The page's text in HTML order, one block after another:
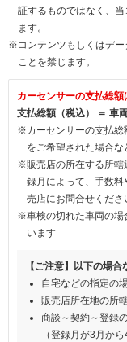
証するものではなく、
ます。
※コンテンツもしくはデー
ことを禁じます。
カーセンサーの支払総
支払総額（税込） ＝ 車
※カーセンサーの支払総
をご希望された場合
※販売店の所在する所轄
録月によって、手数
売店にお問合せくださ
※車検の切れた車両の場
います
【ご注意】以下の場
自宅などの指定の
販売店所在地の所
商談～契約～登録
（登録月が3月か